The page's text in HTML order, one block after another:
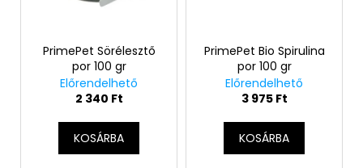
PrimePet Sörélesztő
por 100 gr
Előrendelhető
2 340 Ft
KOSÁRBA
PrimePet Bio Spirulina
por 100 gr
Előrendelhető
3 975 Ft
KOSÁRBA